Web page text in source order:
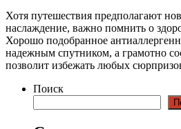
Хотя путешествия предполагают
наслаждение, важно помнить о
Хорошо подобранное
надежным спутником, а грамотно
позволит избежать любых
Поиск